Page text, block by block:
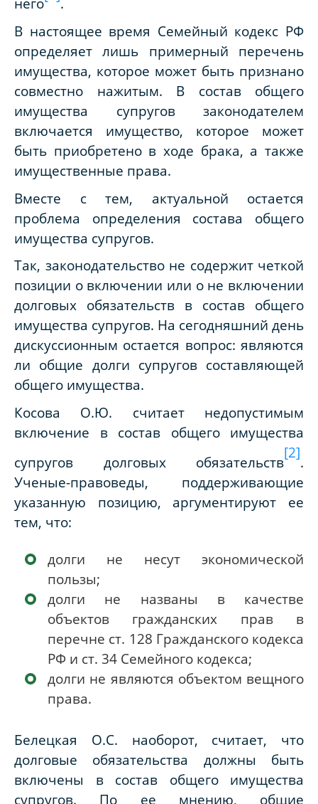
В настоящее время Семейный кодекс РФ
определяет лишь примерный перечень
имущества, которое может быть признано
совместно нажитым. В состав общего
имущества супругов законодателем
включается имущество, которое может
быть приобретено в ходе брака, а также
имущественные права.
Вместе с тем, актуальной остается
проблема определения состава общего
имущества супругов.
Так, законодательство не содержит четкой
позиции о включении или о не включении
долговых обязательств в состав общего
имущества супругов. На сегодняшний день
дискуссионным остается вопрос: являются
ли общие долги супругов составляющей
общего имущества.
Косова О.Ю. считает недопустимым
включение в состав общего имущества
супругов долговых обязательств
[2]
.
Ученые-правоведы, поддерживающие
указанную позицию, аргументируют ее
тем, что:
долги не несут экономической
пользы;
долги не названы в качестве
объектов гражданских прав в
перечне ст. 128 Гражданского кодекса
РФ и ст. 34 Семейного кодекса;
долги не являются объектом вещного
права.
Белецкая О.С. наоборот, считает, что
долговые обязательства должны быть
включены в состав общего имущества
супругов. По ее мнению, общие